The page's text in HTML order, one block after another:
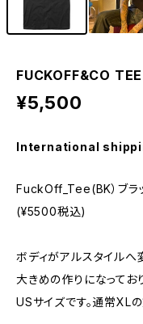
FUCKOFF&CO TEE
¥5,500
International
FuckOff_Tee(BK）ブラ
(¥5500税込)
ボディがアルスタイルへ
大きめの作りになってお
USサイズです。通常XL